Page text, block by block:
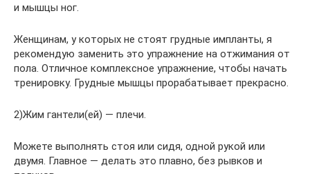
и мышцы ног.
Женщинам, у которых не стоят грудные импланты, я
рекомендую заменить это упражнение на отжимания от
пола. Отличное комплексное упражнение, чтобы начать
тренировку. Грудные мышцы прорабатывает прекрасно.
2)Жим гантели(ей) — плечи.
Можете выполнять стоя или сидя, одной рукой или
двумя. Главное — делать это плавно, без рывков и